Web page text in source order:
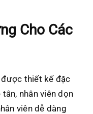
Cho Các
thiết kế đặc
nhân viên dọn
viên dễ dàng